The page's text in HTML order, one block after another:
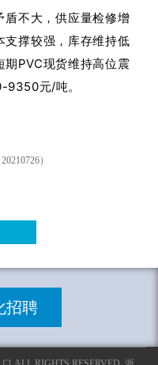
盾不大，供应量检修增
支撑较强，库存维持低
期PVC现货维持高位震
9350元/吨。
）
招聘